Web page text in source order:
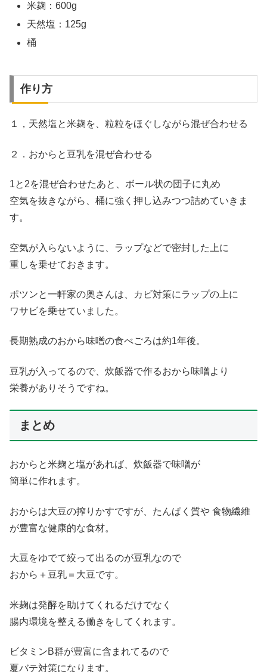
米麹：600g
天然塩：125g
桶
作り方
１，天然塩と米麹を、粒粒をほぐしながら混ぜ合わせる
２．おからと豆乳を混ぜ合わせる
1と2を混ぜ合わせたあと、ボール状の団子に丸め
空気を抜きながら、桶に強く押し込みつつ詰めていきま
す。
空気が入らないように、ラップなどで密封した上に
重しを乗せておきます。
ポツンと一軒家の奥さんは、カビ対策にラップの上に
ワサビを乗せていました。
長期熟成のおから味噌の食べごろは約1年後。
豆乳が入ってるので、炊飯器で作るおから味噌より
栄養がありそうですね。
まとめ
おからと米麹と塩があれば、炊飯器で味噌が
簡単に作れます。
おからは大豆の搾りかすですが、たんぱく質や 食物繊維
が豊富な健康的な食材。
大豆をゆでて絞って出るのが豆乳なので
おから＋豆乳＝大豆です。
米麹は発酵を助けてくれるだけでなく
腸内環境を整える働きをしてくれます。
ビタミンB群が豊富に含まれてるので
夏バテ対策になります。